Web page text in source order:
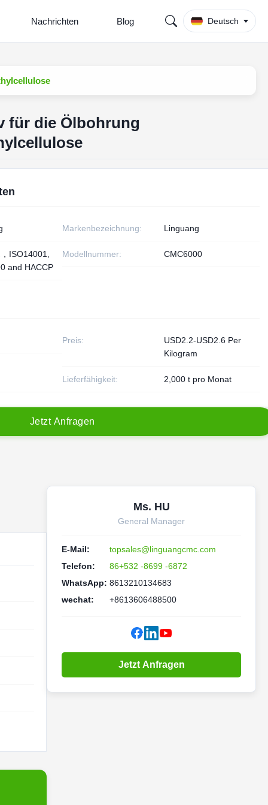
Nachrichten Blog Deutsch
für die Ölbohrung
Markenbezeichnung: Linguang
ISO14001,
and HACCP
Modellnummer: CMC6000
Preis:
USD2.2-USD2.6 Per
Kilogram
Lieferfähigkeit: 2,000 t pro Monat
Jetzt Anfragen
Ms. HU
General Manager
E-Mail:
topsales@linguangcmc.com
Telefon:
86+532 -8699 -6872
WhatsApp: 8613210134683
wechat:
+8613606488500
Jetzt Anfragen